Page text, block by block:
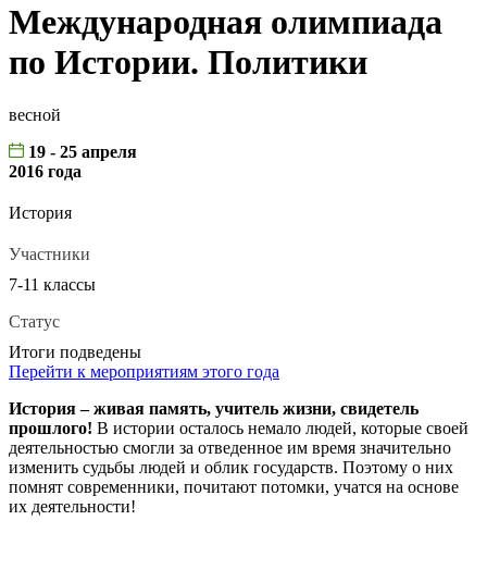
Международная олимпиада
по Истории. Политики
весной
19 - 25 апреля
2016 года
История
Участники
7-11 классы
Статус
Итоги подведены
Перейти к мероприятиям этого года
История – живая память, учитель жизни, свидетель
прошлого! В истории осталось немало людей, которые своей
деятельностью смогли за отведенное им время значительно
изменить судьбы людей и облик государств. Поэтому о них
помнят современники, почитают потомки, учатся на основе
их деятельности!